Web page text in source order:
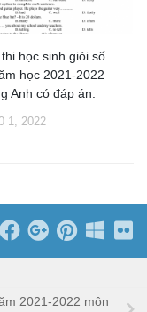
học sinh giỏi số
học 2021-2022
Anh có đáp án.
1, 2022
2021-2022 môn